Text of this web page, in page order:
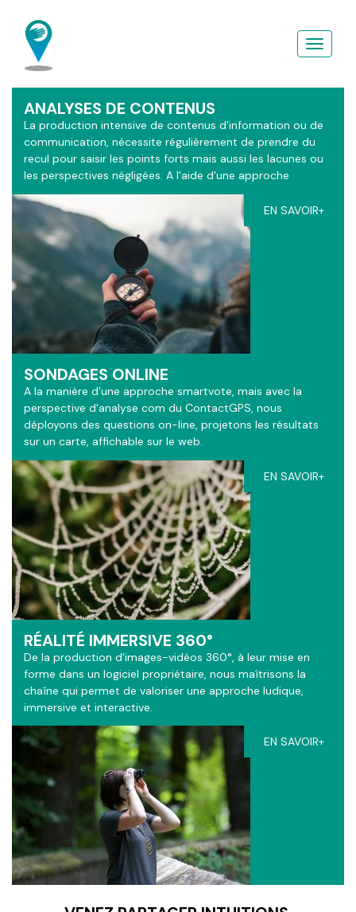
contenu
principal
ANALYSES DE CONTENUS
La production intensive de contenus d'information ou de
communication, nécessite régulièrement de prendre du
recul pour saisir les points forts mais aussi les lacunes ou
les perspectives négligées. A l'aide d'une approche
sémiotique enrichie d'apports théologique, les grilles
d'analyses du ContactGPS s'adaptent à vos contextes.
EN SAVOIR+
SONDAGES ONLINE
A la manière d'une approche smartvote, mais avec la
perspective d'analyse com du ContactGPS, nous
déployons des questions on-line, projetons les résultats
sur un carte, affichable sur le web.
EN SAVOIR+
RÉALITÉ IMMERSIVE 360°
De la production d'images-vidéos 360°, à leur mise en
forme dans un logiciel propriétaire, nous maîtrisons la
chaîne qui permet de valoriser une approche ludique,
immersive et interactive.
EN SAVOIR+